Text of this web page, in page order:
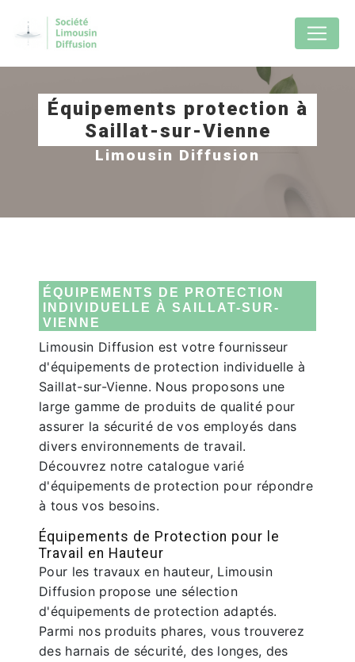
Équipements protection à
Saillat-sur-Vienne
Limousin Diffusion
ÉQUIPEMENTS DE PROTECTION
INDIVIDUELLE À SAILLAT-SUR-
VIENNE
Limousin Diffusion est votre fournisseur
d'équipements de protection individuelle à
Saillat-sur-Vienne. Nous proposons une
large gamme de produits de qualité pour
assurer la sécurité de vos employés dans
divers environnements de travail.
Découvrez notre catalogue varié
d'équipements de protection pour répondre
à tous vos besoins.
Équipements de Protection pour le
Travail en Hauteur
Pour les travaux en hauteur, Limousin
Diffusion propose une sélection
d'équipements de protection adaptés.
Parmi nos produits phares, vous trouverez
des harnais de sécurité, des longes, des